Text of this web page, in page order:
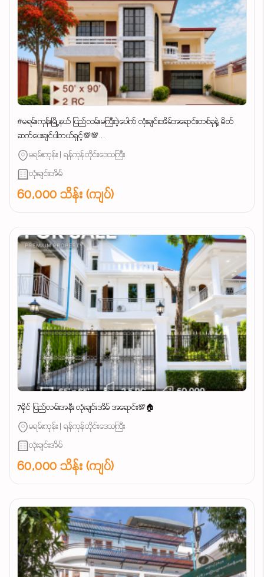
#မရမ်းကုန်းမြို့နယ် ပြည်လမ်းမကြီးဒဲ့ပေါက် လုံးချင်းအိမ်အရောင်းတစ်ခုနဲ့ မိတ်
ဆက်ပေးချင်ပါတယ်ရှင့်💯💯...
မရမ်းကုန်း | ရန်ကုန်တိုင်းဒေသကြီး
လုံးချင်းအိမ်
60,000 သိန်း (ကျပ်)
7မိုင် ပြည်လမ်းအနီး လုံးချင်းအိမ် အရောင်း💯🏠
မရမ်းကုန်း | ရန်ကုန်တိုင်းဒေသကြီး
လုံးချင်းအိမ်
60,000 သိန်း (ကျပ်)